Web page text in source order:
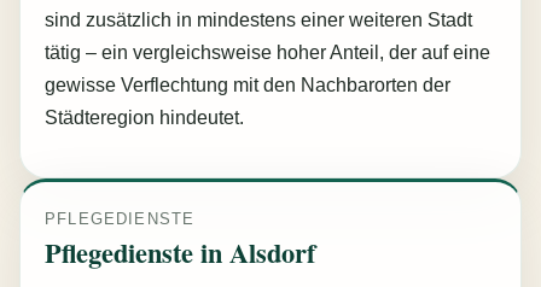
sind zusätzlich in mindestens einer weiteren Stadt
tätig – ein vergleichsweise hoher Anteil, der auf eine
gewisse Verflechtung mit den Nachbarorten der
Städteregion hindeutet.
PFLEGEDIENSTE
Pflegedienste in Alsdorf